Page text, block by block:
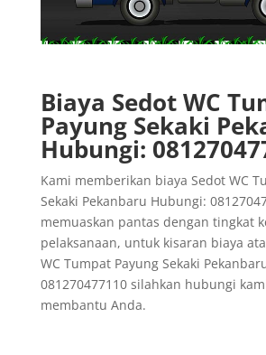
Biaya Sedot WC
Payung Sekaki
Hubungi:
Kami memberikan biaya Sedot WC
Sekaki Pekanbaru Hubungi:
memuaskan pantas dengan tingkat
pelaksanaan, untuk kisaran biaya
WC Tumpat Payung Sekaki
081270477110 silahkan hubungi
membantu Anda.